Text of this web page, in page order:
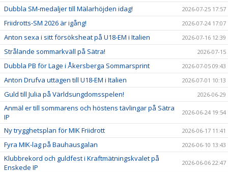
Dubbla SM-medaljer till Mälarhöjden idag! 2026-07-25 17:57
Friidrotts-SM 2026 är igång! 2026-07-24 17:07
Anton sexa i sitt försöksheat på U18-EM i Italien 2026-07-16 12:39
Strålande sommarkväll på Sätra! 2026-07-15
Dubbla PB för Lage i Åkersberga Sommarsprint 2026-07-05 09:43
Anton Drufva uttagen till U18-EM i Italien 2026-07-01 10:13
Guld till Julia på Världsungdomsspelen! 2026-06-29
Anmäl er till sommarens och höstens tävlingar på Sätra
IP
2026-06-24 19:54
Ny trygghetsplan för MIK Friidrott 2026-06-17 11:41
Fyra MIK-lag på Bauhausgalan 2026-06-10 13:43
Klubbrekord och guldfest i Kraftmätningskvalet på
Enskede IP
2026-06-06 22:47